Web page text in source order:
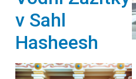
v Sahl
Hasheesh